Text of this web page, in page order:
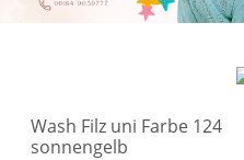
Wash Filz uni Farbe 124
sonnengelb